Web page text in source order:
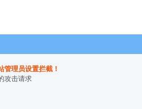
管理员设置拦截！
攻击请求